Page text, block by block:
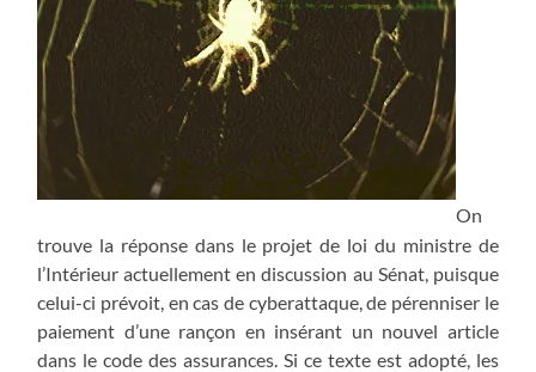
On
trouve la réponse dans le projet de loi du ministre de
l’Intérieur actuellement en discussion au Sénat, puisque
celui-ci prévoit, en cas de cyberattaque, de pérenniser le
paiement d’une rançon en insérant un nouvel article
dans le code des assurances. Si ce texte est adopté, les